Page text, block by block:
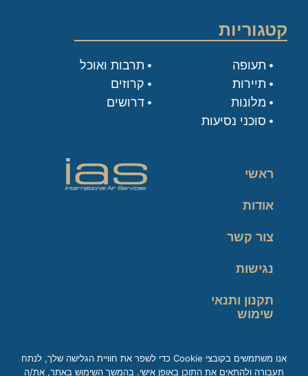
קטגוריות
תעופה
תיירות
מלונות
סוכני נסיעות
תרבות ואוכל
קרוזים
דרושים
ראשי
אודות
צור קשר
נגישות
תקנון ותנאי
שימוש
אנו משתמשים בקובצי Cookie כדי לשפר את חוויית הגלישה שלך, לנתח
תעבורה ולהתאים את התוכן באופן אישי. בהמשך השימוש באתר, את/ה